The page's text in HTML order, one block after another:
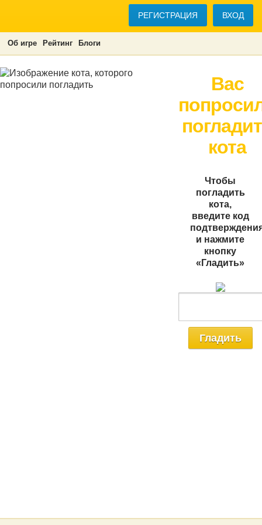
РЕГИСТРАЦИЯ ВХОД
Об игре Рейтинг Блоги
Вас
кота
Чтобы
погладить
кота,
введите код
и нажмите
кнопку
«Гладить»